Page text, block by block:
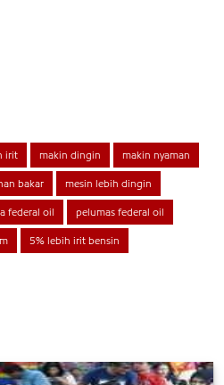
irit makin dingin makin nyaman
bakar mesin lebih dingin
federal oil pelumas federal oil
5% lebih irit bensin